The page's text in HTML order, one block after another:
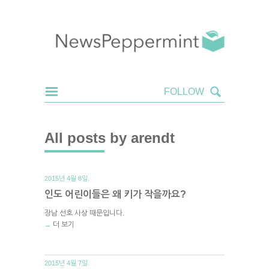
All posts by arendt
2015년 4월 8일.
인도 어린이들은 왜 키가 작을까요?
장남 선호 사상 때문입니다.
→ 더 보기
2015년 4월 7일.